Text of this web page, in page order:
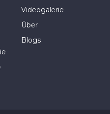
Videogalerie
Über
Blogs